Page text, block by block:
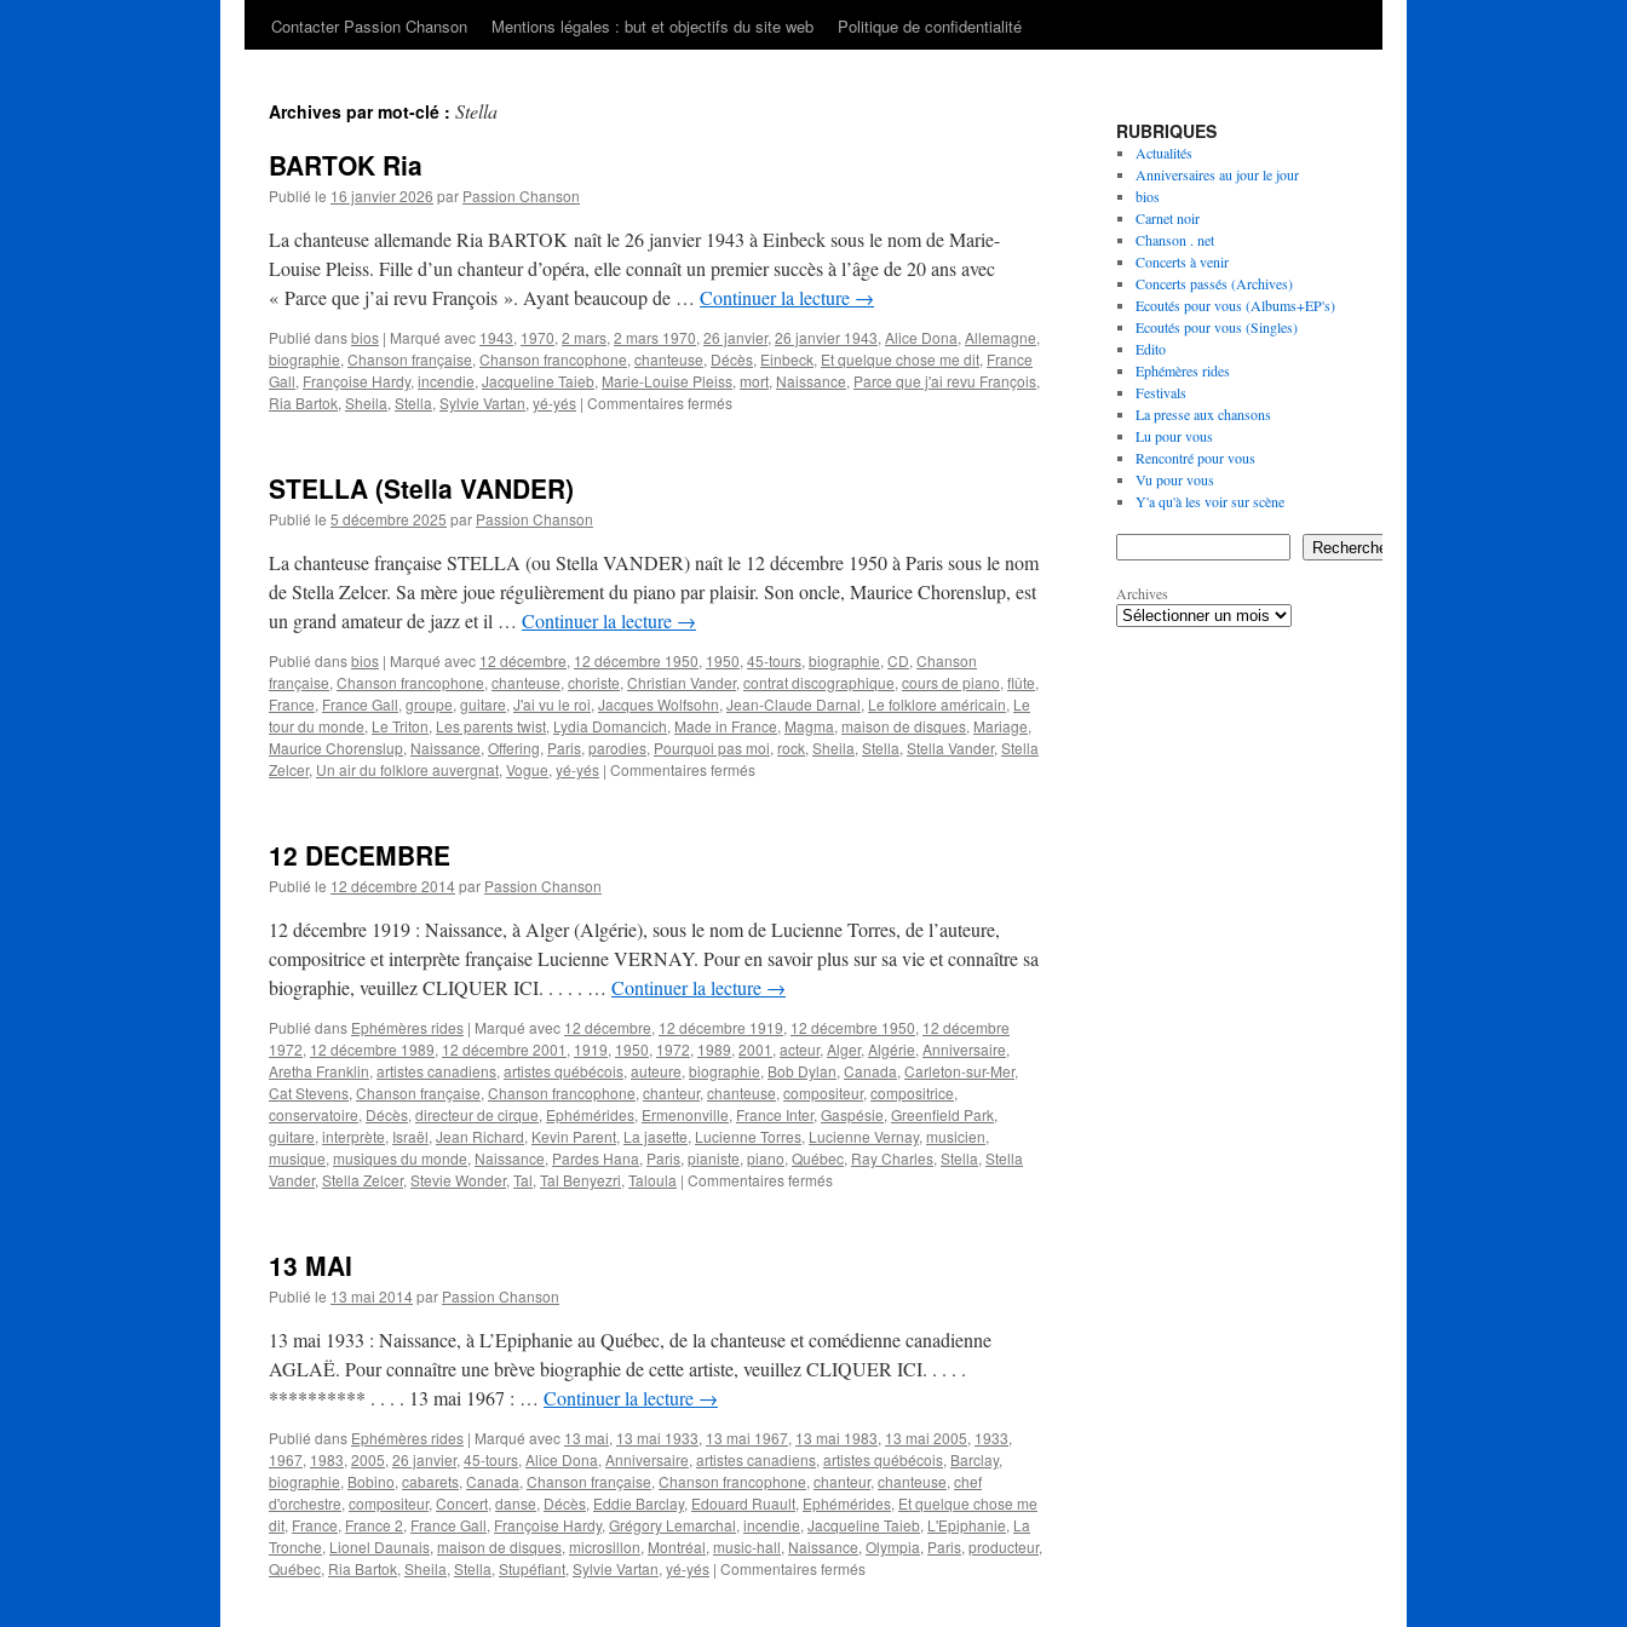
Contacter Passion Chanson
Mentions légales : but et objectifs du site web Politique de confidentialité
Archives par mot-clé : Stella
BARTOK Ria
Publié le 16 janvier 2026 par Passion Chanson
La chanteuse allemande Ria BARTOK naît le 26 janvier 1943 à Einbeck sous le nom de Marie-
Louise Pleiss. Fille d’un chanteur d’opéra, elle connaît un premier succès à l’âge de 20 ans avec
« Parce que j’ai revu François ». Ayant beaucoup de … Continuer la lecture →
Publié dansbios | Marqué avec 1943, 1970, 2 mars, 2 mars 1970, 26 janvier, 26 janvier 1943, Alice Dona, Allemagne,
biographie, Chanson française, Chanson francophone, chanteuse, Décès, Einbeck, Et quelque chose me dit, France
Gall, Françoise Hardy, incendie, Jacqueline Taieb, Marie-Louise Pleiss, mort, Naissance, Parce que j'ai revu François,
Ria Bartok, Sheila, Stella, Sylvie Vartan, yé-yés | Commentaires ferméssur
STELLA (Stella VANDER)
Publié le 5 décembre 2025 par Passion Chanson
La chanteuse française STELLA (ou Stella VANDER) naît le 12 décembre 1950 à Paris sous le nom
de Stella Zelcer. Sa mère joue régulièrement du piano par plaisir. Son oncle, Maurice Chorenslup, est
un grand amateur de jazz et il … Continuer la lecture →
Publié dansbios | Marqué avec 12 décembre, 12 décembre 1950, 1950, 45-tours, biographie, CD, Chanson
française, Chanson francophone, chanteuse, choriste, Christian Vander, contrat discographique, cours de piano, flûte,
France, France Gall, groupe, guitare, J'ai vu le roi, Jacques Wolfsohn, Jean-Claude Darnal, Le folklore américain, Le
tour du monde, Le Triton, Les parents twist, Lydia Domancich, Made in France, Magma, maison de disques, Mariage,
Maurice Chorenslup, Naissance, Offering, Paris, parodies, Pourquoi pas moi, rock, Sheila, Stella, Stella Vander, Stella
Zelcer, Un air du folklore auvergnat, Vogue, yé-yés | Commentaires ferméssur
12 DECEMBRE
Publié le 12 décembre 2014par Passion Chanson
12 décembre 1919 : Naissance, à Alger (Algérie), sous le nom de Lucienne Torres, de l’auteure,
compositrice et interprète française Lucienne VERNAY. Pour en savoir plus sur sa vie et connaître sa
biographie, veuillez CLIQUER ICI. . . . . … Continuer la lecture →
Publié dans Ephémères rides | Marqué avec 12 décembre, 12 décembre 1919, 12 décembre 1950, 12 décembre
1972, 12 décembre 1989, 12 décembre 2001 , 1919, 1950, 1972, 1989, 2001 , acteur, Alger, Algérie, Anniversaire,
Aretha Franklin, artistes canadiens, artistes québécois, auteure, biographie, Bob Dylan, Canada, Carleton-sur-Mer,
Cat Stevens, Chanson française, Chanson francophone, chanteur, chanteuse, compositeur, compositrice,
conservatoire, Décès, directeur de cirque, Ephémérides, Ermenonville, France Inter, Gaspésie, Greenfield Park,
guitare, interprète, Israël, Jean Richard, Kevin Parent, La jasette, Lucienne Torres, Lucienne Vernay, musicien,
musique, musiques du monde, Naissance, Pardes Hana, Paris, pianiste, piano, Québec, Ray Charles, Stella, Stella
Vander, Stella Zelcer, Stevie Wonder, Tal, Tal Benyezri, Taloula | Commentaires ferméssur
13 MAI
Publié le 13 mai 2014par Passion Chanson
13 mai 1933 : Naissance, à L’Epiphanie au Québec, de la chanteuse et comédienne canadienne
AGLAË. Pour connaître une brève biographie de cette artiste, veuillez CLIQUER ICI. . . . .
********** . . . . 13 mai 1967 : … Continuer la lecture →
Publié dans Ephémères rides | Marqué avec 13 mai, 13 mai 1933, 13 mai 1967, 13 mai 1983, 13 mai 2005, 1933,
1967, 1983, 2005, 26 janvier, 45-tours, Alice Dona, Anniversaire, artistes canadiens, artistes québécois, Barclay,
biographie, Bobino, cabarets, Canada, Chanson française, Chanson francophone, chanteur, chanteuse, chef
d'orchestre, compositeur, Concert, danse, Décès, Eddie Barclay, Edouard Ruault, Ephémérides, Et quelque chose me
dit, France, France 2, France Gall, Françoise Hardy, Grégory Lemarchal, incendie, Jacqueline Taieb, L'Epiphanie, La
Tronche, Lionel Daunais, maison de disques, microsillon, Montréal, music-hall, Naissance, Olympia, Paris, producteur,
Québec, Ria Bartok, Sheila, Stella, Stupéfiant, Sylvie Vartan, yé-yés | Commentaires ferméssur
RUBRIQUES
Actualités
Anniversaires au jour le jour
bios
Carnet noir
Chanson . net
Concerts à venir
Concerts passés (Archives)
Ecoutés pour vous (Albums+EP's)
Ecoutés pour vous (Singles)
Edito
Ephémères rides
Festivals
La presse aux chansons
Lu pour vous
Rencontré pour vous
Vu pour vous
Y'a qu'à les voir sur scène
Rechercher
Archives